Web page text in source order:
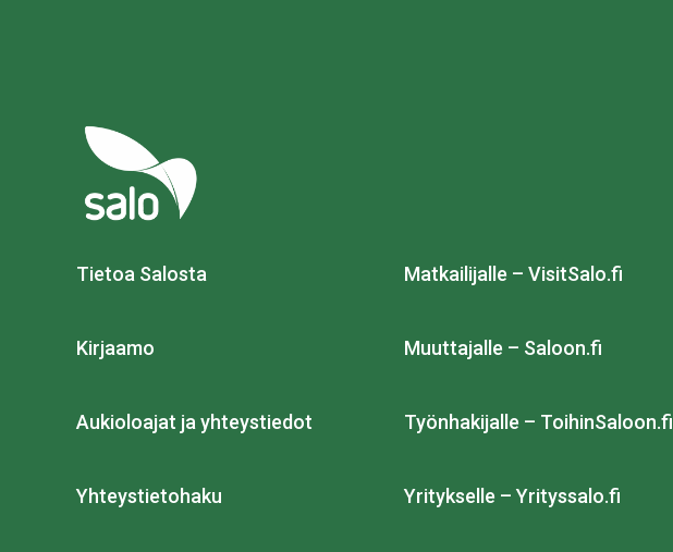
Tietoa Salosta
Kirjaamo
Aukioloajat ja yhteystiedot
Yhteystietohaku
Matkailijalle – VisitSalo.fi
Muuttajalle – Saloon.fi
Työnhakijalle – ToihinSaloon.fi
Yritykselle – Yrityssalo.fi